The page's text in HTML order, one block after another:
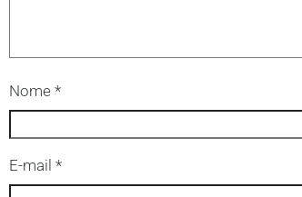
Nome *
E-mail *